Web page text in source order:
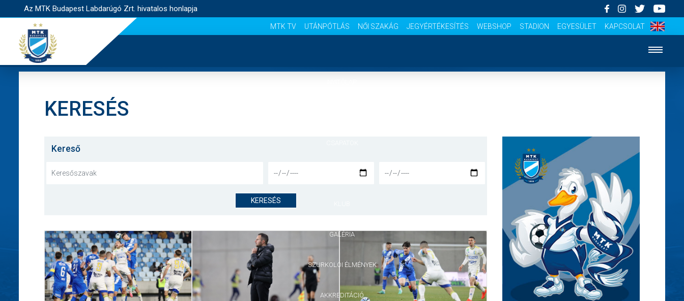
Az MTK Budapest Labdarúgó Zrt. hivatalos honlapja
MTK TV UTÁNPÓTLÁS NŐI SZAKÁG JEGYÉRTÉKESÍTÉS WEBSHOP STADION EGYESÜLET KAPCSOLAT
MÉRKŐZÉSEK
GALÉRIA
SZURKOLÓI ÉLMÉNYEK
AKKREDITÁCIÓ
KERESÉS
Kereső
KERESÉS